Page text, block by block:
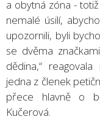
a obytná zóna -
nemalé úsilí,
upozornili, byli
se dvěma
dědina,“
jedna z členek
přece hlavně o
Kučerová.